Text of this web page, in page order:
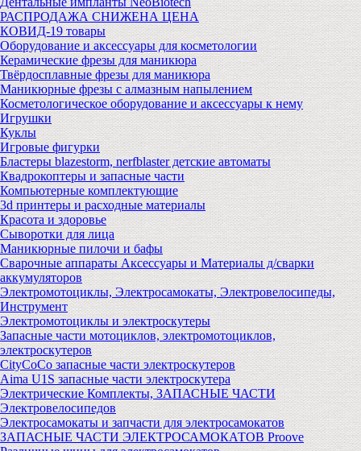
РАСПРОДАЖА СНИЖЕНА ЦЕНА
КОВИД-19 товары
Оборудование и аксессуары для косметологии
Керамические фрезы для маникюра
Твёрдосплавные фрезы для маникюра
Маникюрные фрезы с алмазным напылением
Косметологическое оборудование и аксессуары к нему
Игрушки
Куклы
Игровые фигурки
Бластеры blazestorm, nerfblaster детские автоматы
Квадрокоптеры и запасные части
Компьютерные комплектующие
3d принтеры и расходные материалы
Красота и здоровье
Сыворотки для лица
Маникюрные пилочи и бафы
Сварочные аппараты Аксессуары и Материалы д/сварки
аккумуляторов
Электромотоциклы, Электросамокаты, Электровелосипеды,
Инструмент
Электромотоциклы и электроскутеры
Запасные части мотоциклов, электромотоциклов,
электроскутеров
CityCoCo запасные части электроскутеров
Aima U1S запасные части электроскутера
Электрические Комплекты, ЗАПАСНЫЕ ЧАСТИ
Электровелосипедов
Электросамокаты и запчасти для электросамокатов
ЗАПАСНЫЕ ЧАСТИ ЭЛЕКТРОСАМОКАТОВ Proove